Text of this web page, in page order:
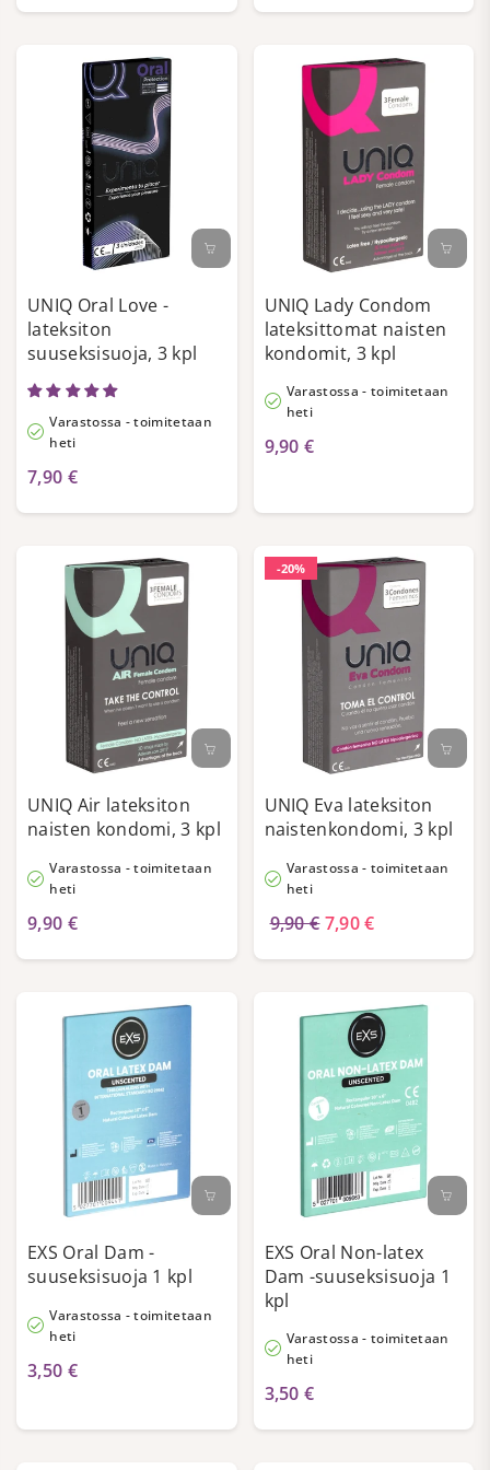
sopivat kaikenlaisille käyttäjille.
Luotettava Suoja:
Tarjoaa kattavan suojan
sukupuolitaudeilta ja ehkäisee ei-toivottua
raskautta.
Luonnollinen Tunne:
Joustava muotoilu takaa
luonnollisen tunteen ja mukavuuden.
Helppo asettaa
paikoilleen, mahdollistaa spontaanin
läheisyyden.
ja turvallisista materiaaleista.
Valitse naisten kondomit turvalliseen ja
nautinnolliseen intiimiin hetkeen. Kokeile ja koe ero!
UNIQ Oral Love -
lateksiton
suuseksisuoja, 3 kpl
Varastossa - toimitetaan
heti
7,90 €
UNIQ Lady Condom
lateksittomat naisten
kondomit, 3 kpl
Varastossa - toimitetaan
heti
9,90 €
UNIQ Air lateksiton
naisten kondomi, 3 kpl
Varastossa - toimitetaan
heti
9,90 €
-20%
UNIQ Eva lateksiton
naistenkondomi, 3 kpl
Varastossa - toimitetaan
heti
9,90 € 7,90 €
EXS Oral Dam -
suuseksisuoja 1 kpl
Varastossa - toimitetaan
heti
3,50 €
EXS Oral Non-latex
Dam -suuseksisuoja 1
kpl
Varastossa - toimitetaan
heti
3,50 €